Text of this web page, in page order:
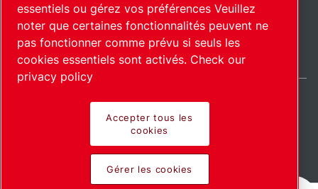
Plan du siteGérer les cookies© 2026 Copyright.
France / FR
Pioneering products.
essentiels ou gérez vos préférences Veuillez
noter que certaines fonctionnalités peuvent ne
pas fonctionner comme prévu si seuls les
cookies essentiels sont activés. Check our
privacy policy
Accepter tous les
cookies
Gérer les cookies